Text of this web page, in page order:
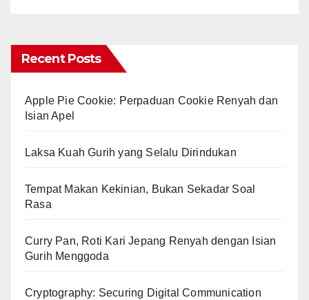
Recent Posts
Apple Pie Cookie: Perpaduan Cookie Renyah dan
Isian Apel
Laksa Kuah Gurih yang Selalu Dirindukan
Tempat Makan Kekinian, Bukan Sekadar Soal
Rasa
Curry Pan, Roti Kari Jepang Renyah dengan Isian
Gurih Menggoda
Cryptography: Securing Digital Communication